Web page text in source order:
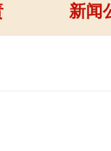
新闻